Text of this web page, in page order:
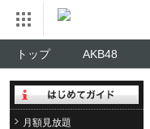
トップ AKB48
月額見放題